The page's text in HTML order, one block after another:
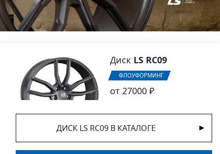
Диск LS RC09
ФЛОУФОРМИНГ
от 27000 ₽
ДИСК LS RC09 В КАТАЛОГЕ